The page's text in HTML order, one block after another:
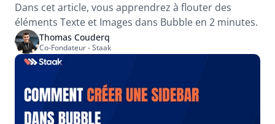
Dans cet article, vous apprendrez à flouter des
éléments Texte et Images dans Bubble en 2 minutes.
Thomas Couderq
Co-Fondateur - Staak